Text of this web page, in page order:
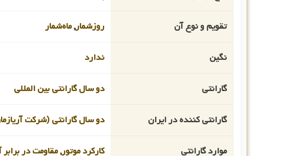
تقویم و نوع آن روزشمار,ماه‌شمار
نگین ندارد
گارانتی دو سال گارانتی بین المللی
گارانتی کننده در ایران دو سال گارانتی (شرکت
موارد گارانتی کارکرد موتور, مقاومت در